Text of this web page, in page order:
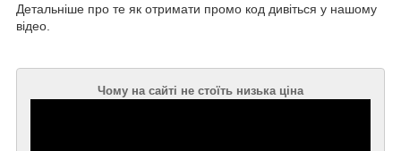
Детальніше про те як отримати промо код дивіться у нашому
відео.
Чому на сайті не стоїть низька ціна